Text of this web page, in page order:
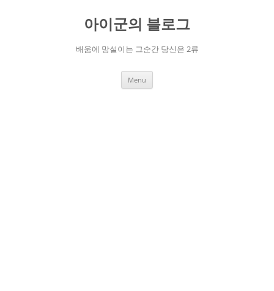
아이군의 블로그
배움에 망설이는 그순간 당신은 2류
Menu